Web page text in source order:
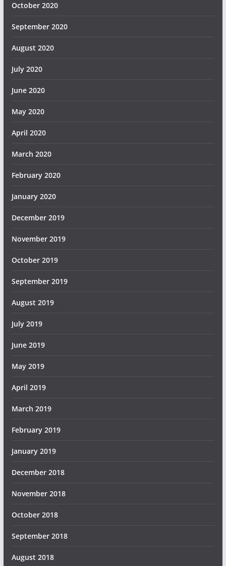
October 2020
September 2020
August 2020
July 2020
June 2020
May 2020
April 2020
March 2020
February 2020
January 2020
December 2019
November 2019
October 2019
September 2019
August 2019
July 2019
June 2019
May 2019
April 2019
March 2019
February 2019
January 2019
December 2018
November 2018
October 2018
September 2018
August 2018